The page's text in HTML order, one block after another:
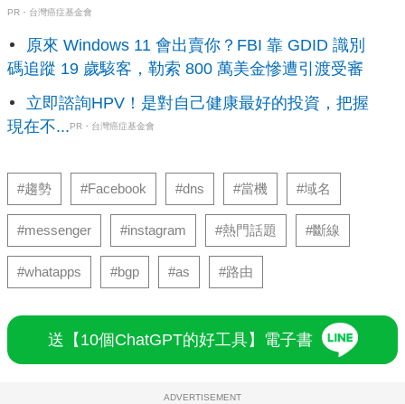
PR・台灣癌症基金會
原來 Windows 11 會出賣你？FBI 靠 GDID 識別
碼追蹤 19 歲駭客，勒索 800 萬美金慘遭引渡受審
立即諮詢HPV！是對自己健康最好的投資，把握
現在不...PR・台灣癌症基金會
#趨勢 #Facebook #dns #當機 #域名
#messenger #instagram #熱門話題 #斷線
#whatapps #bgp #as #路由
送【10個ChatGPT的好工具】電子書
ADVERTISEMENT